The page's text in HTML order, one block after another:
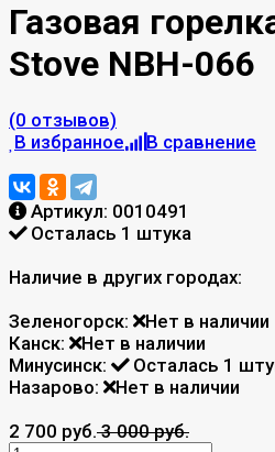
Газовая
Stove NBH-066
(0 отзывов)
В избранное
В сравнение
Артикул: 0010491
Осталась 1 штука
Наличие в других городах:
Зеленогорск:
Нет в наличии
Канск:
Нет в наличии
Минусинск:
Осталась 1
Назарово:
Нет в наличии
2 700 руб.3 000 руб.